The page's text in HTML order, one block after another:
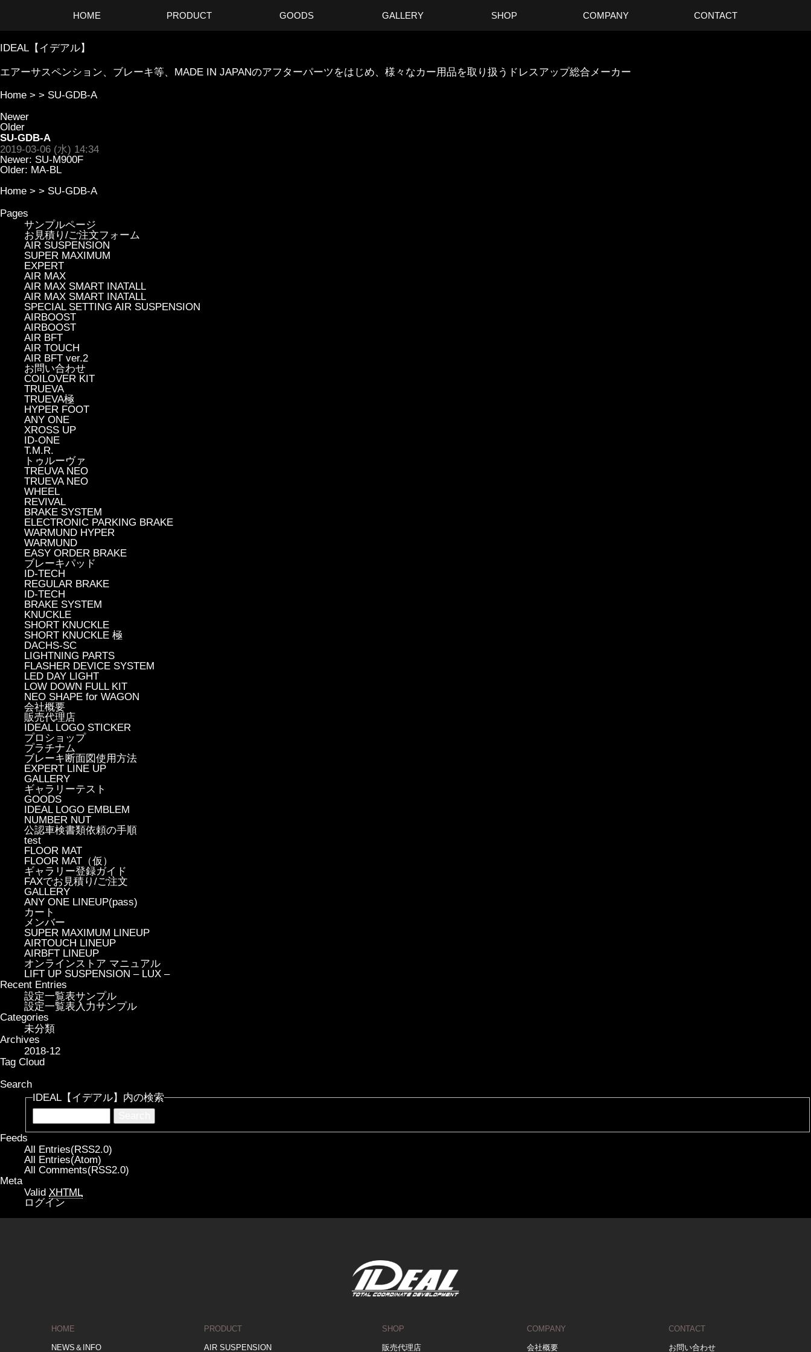
HOME PRODUCT GOODS GALLERY SHOP COMPANY CONTACT
IDEAL【イデアル】
エアーサスペンション、ブレーキ等、MADE IN JAPANのアフターパーツをはじめ、様々なカー用品を取り扱うドレスアップ総合メーカー
Home > > SU-GDB-A
Newer
Older
SU-GDB-A
2019-03-06 (水) 14:34
Newer: SU-M900F
Older: MA-BL
Home > > SU-GDB-A
Pages
サンプルページ
お見積り/ご注文フォーム
AIR SUSPENSION
SUPER MAXIMUM
EXPERT
AIR MAX
AIR MAX SMART INATALL
AIR MAX SMART INATALL
SPECIAL SETTING AIR SUSPENSION
AIRBOOST
AIRBOOST
AIR BFT
AIR TOUCH
AIR BFT ver.2
お問い合わせ
COILOVER KIT
TRUEVA
TRUEVA極
HYPER FOOT
ANY ONE
XROSS UP
ID-ONE
T.M.R.
トゥルーヴァ
TREUVA NEO
TRUEVA NEO
WHEEL
REVIVAL
BRAKE SYSTEM
ELECTRONIC PARKING BRAKE
WARMUND HYPER
WARMUND
EASY ORDER BRAKE
ブレーキパッド
ID-TECH
REGULAR BRAKE
ID-TECH
BRAKE SYSTEM
KNUCKLE
SHORT KNUCKLE
SHORT KNUCKLE 極
DACHS-SC
LIGHTNING PARTS
FLASHER DEVICE SYSTEM
LED DAY LIGHT
LOW DOWN FULL KIT
NEO SHAPE for WAGON
会社概要
販売代理店
IDEAL LOGO STICKER
プロショップ
プラチナム
ブレーキ断面図使用方法
EXPERT LINE UP
GALLERY
ギャラリーテスト
GOODS
IDEAL LOGO EMBLEM
NUMBER NUT
公認車検書類依頼の手順
test
FLOOR MAT
FLOOR MAT（仮）
ギャラリー登録ガイド
FAXでお見積り/ご注文
GALLERY
ANY ONE LINEUP(pass)
カート
メンバー
SUPER MAXIMUM LINEUP
AIRTOUCH LINEUP
AIRBFT LINEUP
オンラインストア マニュアル
LIFT UP SUSPENSION – LUX –
Recent Entries
設定一覧表サンプル
設定一覧表入力サンプル
Categories
未分類
Archives
2018-12
Tag Cloud
Search
IDEAL【イデアル】内の検索
Feeds
All Entries(RSS2.0)
All Entries(Atom)
All Comments(RSS2.0)
Meta
Valid XHTML
ログイン
HOME
NEWS＆INFO
PRODUCT
AIR SUSPENSION
SHOP
販売代理店
COMPANY
会社概要
CONTACT
お問い合わせ